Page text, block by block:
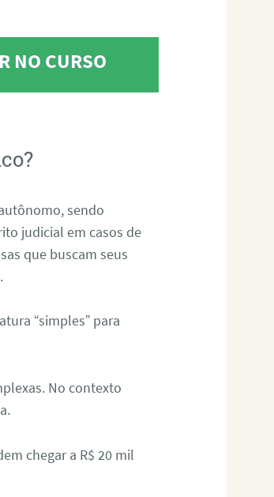
NO CURSO
sendo
judicial em casos de
que buscam seus
“simples” para
No contexto
chegar a R$ 20 mil